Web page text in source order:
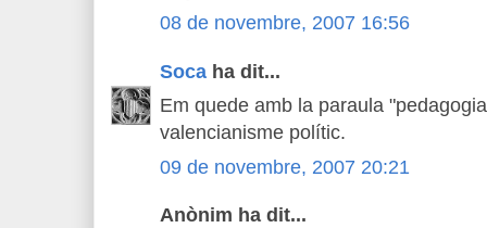
08 de novembre, 2007 16:56
Soca ha dit...
Em quede amb la paraula
valencianisme polític.
09 de novembre, 2007 20:21
Anònim ha dit...